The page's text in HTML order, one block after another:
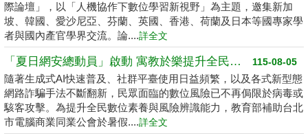
際論壇」，以「人機協作下數位學習新視野」為主題，邀集新加
坡、韓國、愛沙尼亞、芬蘭、英國、香港、荷蘭及日本等國專家學
者與國內產官學界交流。論....詳全文
115-08-05
「夏日網安總動員」啟動 寓教於樂提升全民數位素養
隨著生成式AI快速普及、社群平臺使用日益頻繁，以及各式新型態
網路詐騙手法不斷翻新，民眾面臨的數位風險已不再侷限於病毒或
駭客攻擊。為提升全民數位素養與風險辨識能力，教育部補助台北
市電腦商業同業公會於暑假....詳全文